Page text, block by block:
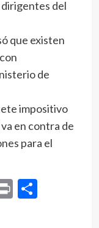
dirigentes del
que existen
de
impositivo
en contra de
para el
Print